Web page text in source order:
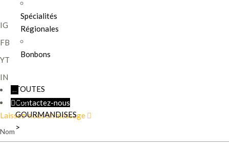
Spécialités
Régionales
Bonbons
TOUTES
LES
GOURMANDISES
>
IG
FB
YT
IN
←
Contactez-nous
Laissez-nous un message
Nom